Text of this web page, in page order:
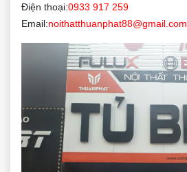
Điện thoại:0933 917 259
Email:noithatthuanphat88@gmail.com